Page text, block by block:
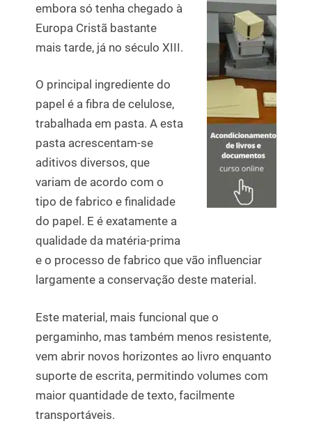
embora só tenha chegado à
Europa Cristã bastante
mais tarde, já no século XIII.
O principal ingrediente do
papel é a fibra de celulose,
trabalhada em pasta. A esta
pasta acrescentam-se
aditivos diversos, que
variam de acordo com o
tipo de fabrico e finalidade
do papel. E é exatamente a
qualidade da matéria-prima
e o processo de fabrico que vão influenciar
largamente a conservação deste material.
Este material, mais funcional que o
pergaminho, mas também menos resistente,
vem abrir novos horizontes ao livro enquanto
suporte de escrita, permitindo volumes com
maior quantidade de texto, facilmente
transportáveis.